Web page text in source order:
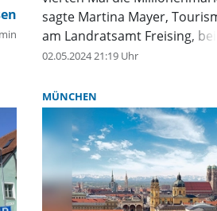
sagte Martina Mayer,
am Landratsamt Freising,
Pressegespräch, bei dem
02.05.2024 21:19 Uhr
MÜNCHEN